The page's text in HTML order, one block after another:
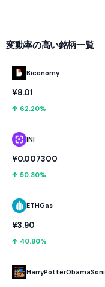
変動率の高い銘柄一覧
Biconomy
¥8.01
↑ 62.20%
INI
¥0.007300
↑ 50.30%
ETHGas
¥3.90
↑ 40.80%